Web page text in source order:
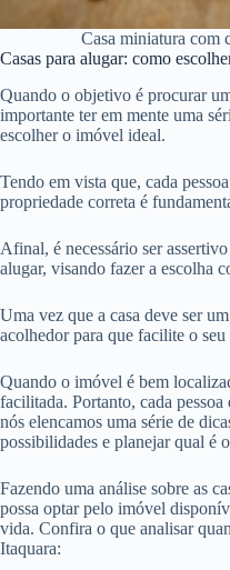
Casa miniatura com
Casas para alugar: como
Quando o objetivo é procurar
importante ter em mente uma
escolher o imóvel ideal.
Tendo em vista que, cada
propriedade correta é
Afinal, é necessário ser
alugar, visando fazer a escolha
Uma vez que a casa deve ser
acolhedor para que facilite o
Quando o imóvel é bem
facilitada. Portanto, cada pessoa
nós elencamos uma série de
possibilidades e planejar qual é
Fazendo uma análise sobre as
possa optar pelo imóvel
vida. Confira o que analisar
Itaquara: